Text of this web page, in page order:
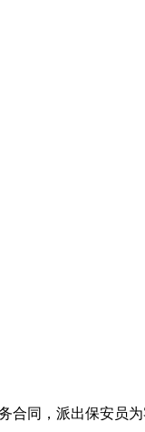
合同，派出保安员